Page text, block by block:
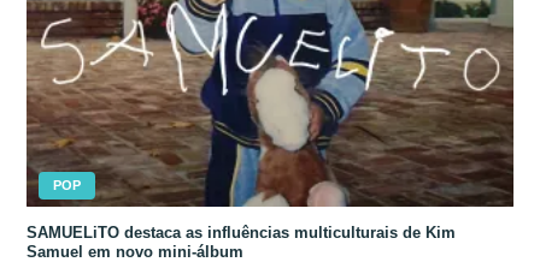
POP
SAMUELiTO destaca as influências multiculturais de Kim
Samuel em novo mini-álbum